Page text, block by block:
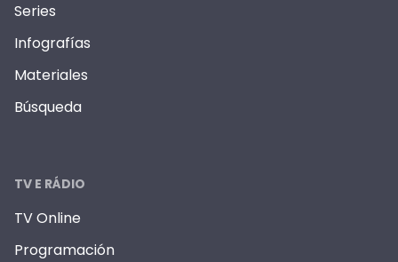
Series
Infografías
Materiales
Búsqueda
TV E RÁDIO
TV Online
Programación